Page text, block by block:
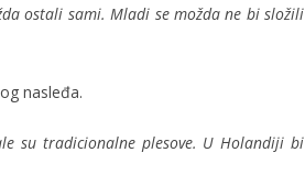
ostali sami. Mladi se možda ne bi složili
nasleđa.
su tradicionalne plesove. U Holandiji bi